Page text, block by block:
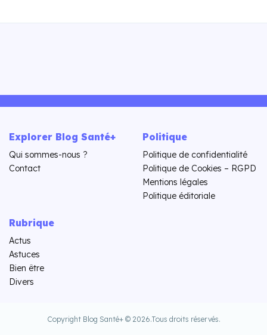
Explorer Blog Santé+
Qui sommes-nous ?
Contact
Politique
Politique de confidentialité
Politique de Cookies – RGPD
Mentions légales
Politique éditoriale
Rubrique
Actus
Astuces
Bien être
Divers
Copyright Blog Santé+ © 2026.Tous droits réservés.